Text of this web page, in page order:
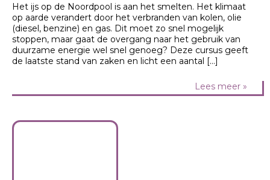
Het ijs op de Noordpool is aan het smelten. Het klimaat
op aarde verandert door het verbranden van kolen, olie
(diesel, benzine) en gas. Dit moet zo snel mogelijk
stoppen, maar gaat de overgang naar het gebruik van
duurzame energie wel snel genoeg? Deze cursus geeft
de laatste stand van zaken en licht een aantal […]
Lees meer »